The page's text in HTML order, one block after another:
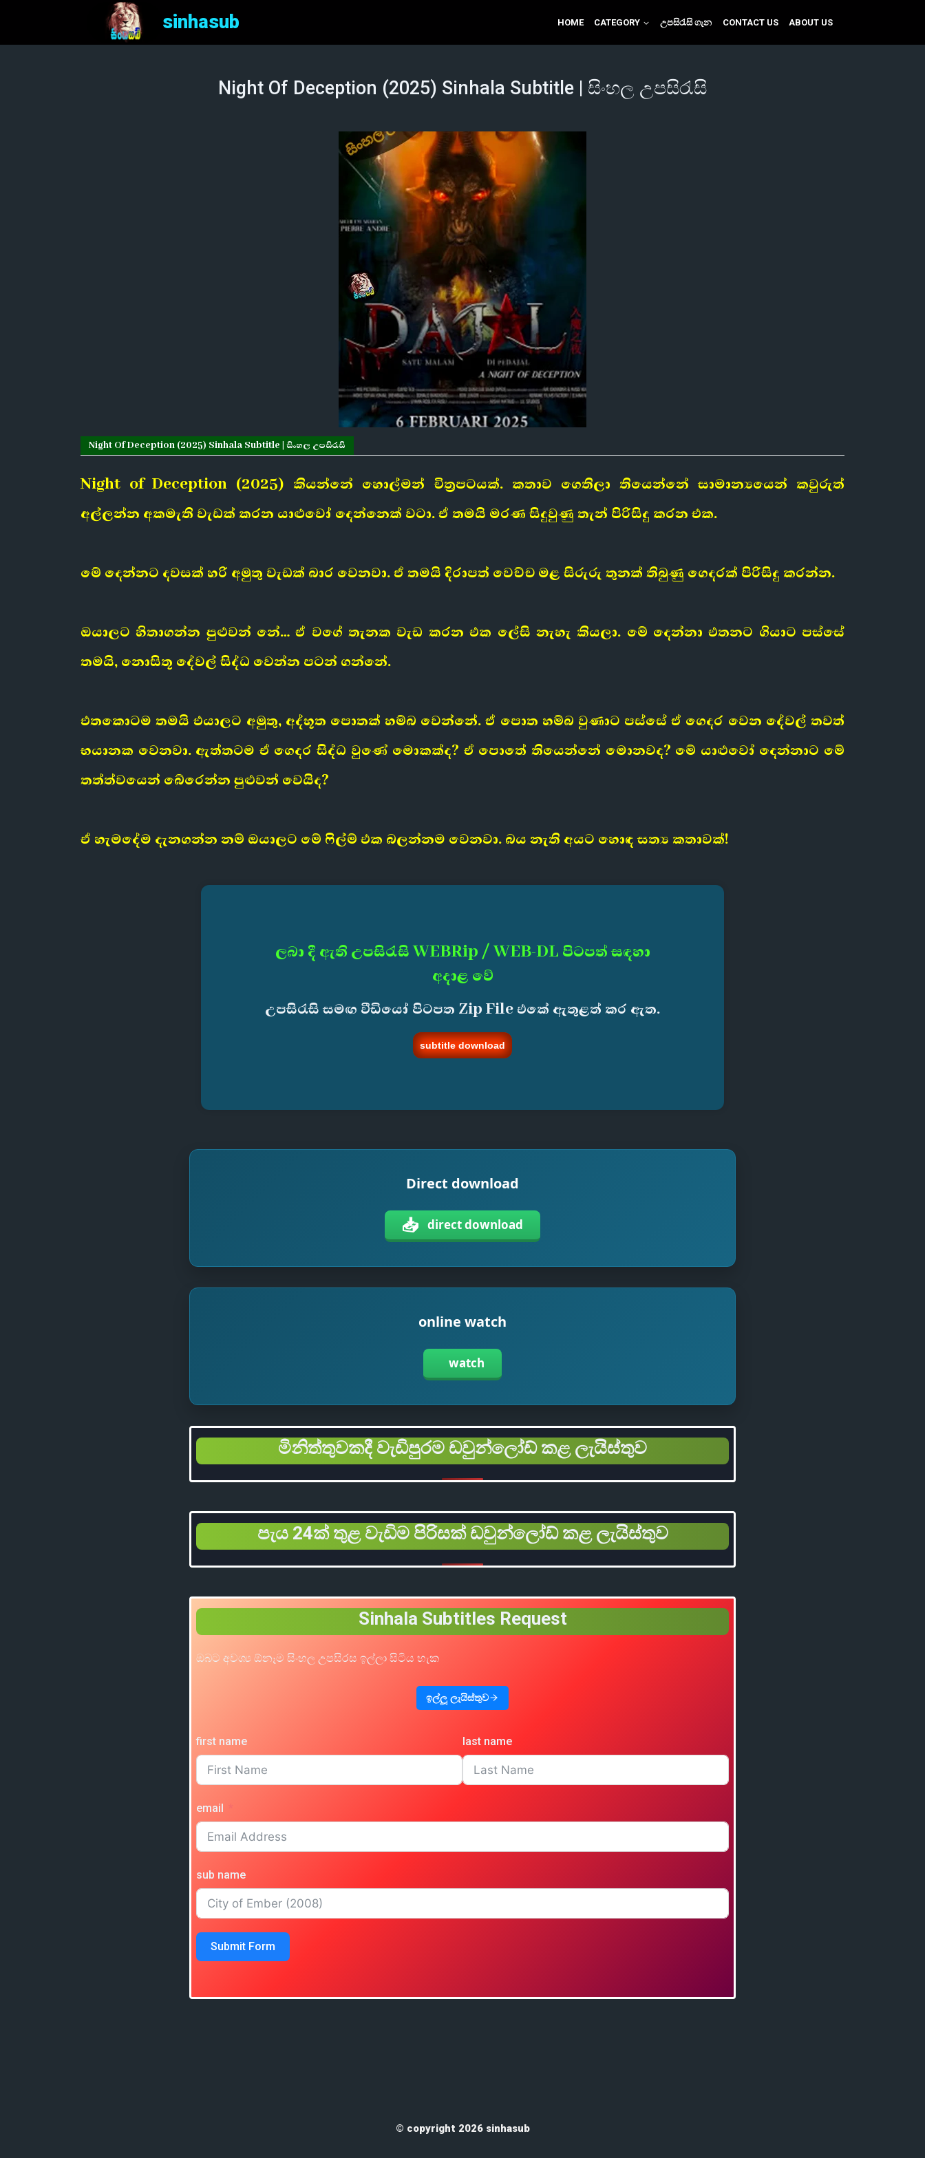
sinhasub HOME CATEGORY උපසිරැසි ගැන CONTACT US ABOUT US
Night Of Deception (2025) Sinhala Subtitle | සිංහල උපසිරැසි
Night Of Deception (2025) Sinhala Subtitle | සිංහල උපසිරැසි
Night of Deception (2025) කියන්නේ හොල්මන් චිත්‍රපටයක්. කතාව ගෙතිලා තියෙන්නේ සාමාන්‍යයෙන් කවුරුත්
අල්ලන්න අකමැති වැඩක් කරන යාළුවෝ දෙන්නෙක් වටා. ඒ තමයි මරණ සිදුවුණු තැන් පිරිසිදු කරන එක.
මේ දෙන්නට දවසක් හරි අමුතු වැඩක් බාර වෙනවා. ඒ තමයි දිරාපත් වෙච්ච මළ සිරුරු තුනක් තිබුණු ගෙදරක් පිරිසිදු කරන්න.
ඔයාලට හිතාගන්න පුළුවන් නේ… ඒ වගේ තැනක වැඩ කරන එක ලේසි නැහැ කියලා. මේ දෙන්නා එතනට ගියාට පස්සේ
තමයි, නොසිතූ දේවල් සිද්ධ වෙන්න පටන් ගන්නේ.
එතකොටම තමයි එයාලට අමුතු, අද්භූත පොතක් හම්බ වෙන්නේ. ඒ පොත හම්බ වුණාට පස්සේ ඒ ගෙදර වෙන දේවල් තවත්
භයානක වෙනවා. ඇත්තටම ඒ ගෙදර සිද්ධ වුණේ මොකක්ද? ඒ පොතේ තියෙන්නේ මොනවද? මේ යාළුවෝ දෙන්නාට මේ
තත්ත්වයෙන් බේරෙන්න පුළුවන් වෙයිද?
ඒ හැමදේම දැනගන්න නම් ඔයාලට මේ ෆිල්ම් එක බලන්නම වෙනවා. බය නැති අයට හොඳ සත්‍ය කතාවක්!
ලබා දී ඇති උපසිරැසි WEBRip / WEB-DL පිටපත් සඳහා
අදාළ වේ
උපසිරැසි සමඟ වීඩියෝ පිටපත Zip File එකේ ඇතුළත් කර ඇත.
subtitle download
Direct download
📥 direct download
online watch
watch
මිනිත්තුවකදී වැඩිපුරම ඩවුන්ලෝඩ් කළ ලැයිස්තුව
පැය 24ක් තුළ වැඩිම පිරිසක් ඩවුන්ලෝඩ් කළ ලැයිස්තුව
Sinhala Subtitles Request
ඔබට අවශ්‍ය ඕනෑම සිංහල උපසිරස ඉල්ලා සිටිය හැක
ඉල්ලූ ලැයිස්තුව
first name last name
email
sub name
Submit Form
© copyright 2026 sinhasub